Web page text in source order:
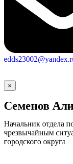
×
Семенов
Начальник отдела
чрезвычайным
городского округа